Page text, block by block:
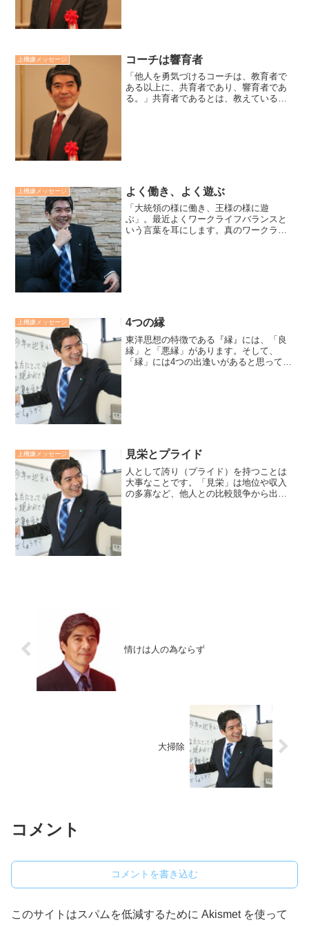
上機嫌メッセージ コーチは響育者
「他人を勇気づけるコーチは、教育者で
ある以上に、共育者であり、響育者であ
る。」共育者であるとは、教えているこ
上機嫌メッセージ よく働き、よく遊ぶ
「大統領の様に働き、王様の様に遊
ぶ」。最近よくワークライフバランスと
いう言葉を耳にします。真のワークライ
上機嫌メッセージ 4つの縁
東洋思想の特徴である『縁』には、「良
縁」と「悪縁」があります。そして、
「縁」には4つの出逢いがあると思ってい
上機嫌メッセージ 見栄とプライド
人として誇り（プライド）を持つことは
大事なことです。「見栄」は地位や収入
の多寡など、他人との比較競争から出て
情けは人の為ならず
大掃除
コメント
コメントを書き込む
このサイトはスパムを低減するために Akismet を使って